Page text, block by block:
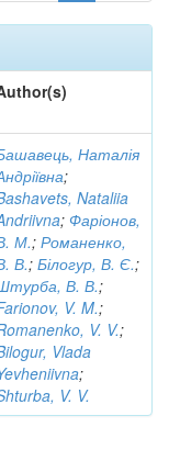
Наталія
;
Nataliia
; Фаріонов,
М.; Романенко,
В.; Білогур, В. Є.;
В. В.;
V. M.;
V. V.;
Vlada
;
V. V.